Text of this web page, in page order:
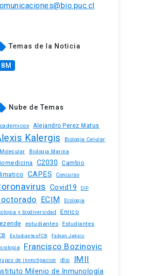
Temas de la Noticia
8M
Nube de Temas
Alejandro Perez Matus
Kalergis
Biologia Celular
Biologia Marina
C2030
Cambio
CAPES Concurso
Covid19 DIP
ECIM Ecologia
y biodiversidad
Enrico
estudiantes
Estudiantes
EstudiantesFCB Fabian Jaksic
Francisco Bozinovic
de investigacion iBio IMII
Milenio de Inmunología